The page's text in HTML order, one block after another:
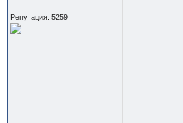
Репутация: 5259